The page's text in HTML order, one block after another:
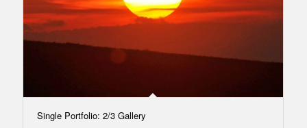
Single Portfolio: 2/3 Gallery